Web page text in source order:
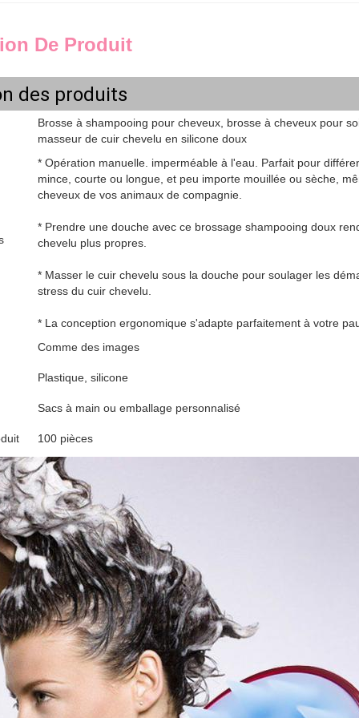
De Produit
des produits
Brosse à shampooing pour cheveux, brosse à cheveux pour
masseur de cuir chevelu en silicone doux
* Opération manuelle. imperméable à l'eau. Parfait pour
mince, courte ou longue, et peu importe mouillée ou sèche,
cheveux de vos animaux de compagnie.
* Prendre une douche avec ce brossage shampooing doux
chevelu plus propres.
* Masser le cuir chevelu sous la douche pour soulager les
stress du cuir chevelu.
* La conception ergonomique s'adapte parfaitement à votre
Comme des images
Plastique, silicone
Sacs à main ou emballage personnalisé
100 pièces